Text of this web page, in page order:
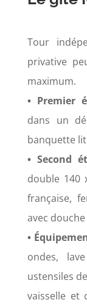
Tour
privative
maximum.
• Premier
dans un
banquette
• Second
double 140
française,
avec
•
ondes,
ustensiles
vaisselle et